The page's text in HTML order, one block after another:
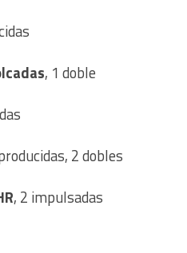
, 1 doble
2 dobles
, 2 impulsadas